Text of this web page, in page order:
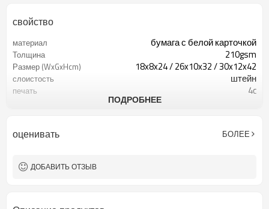
свойство
материал бумага с белой карточкой
Толщина 210gsm
Размер (WxGxHcm) 18x8x24 / 26x10x32 / 30x12x42
слоистость штейн
печать 4c
ПОДРОБНЕЕ
оценивать БОЛЕЕ
ДОБАВИТЬ ОТЗЫВ